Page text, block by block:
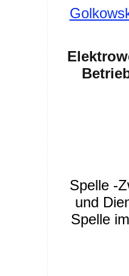
Spelle -
und
Spelle